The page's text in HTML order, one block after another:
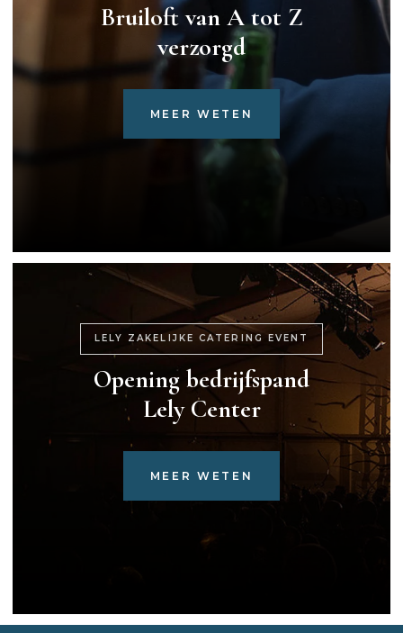
Bruiloft van A tot Z
verzorgd
MEER WETEN
LELY ZAKELIJKE CATERING EVENT
Opening bedrijfspand
Lely Center
MEER WETEN